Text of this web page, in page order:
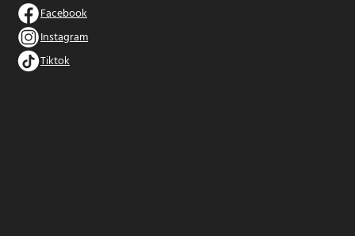
Facebook
Instagram
Tiktok